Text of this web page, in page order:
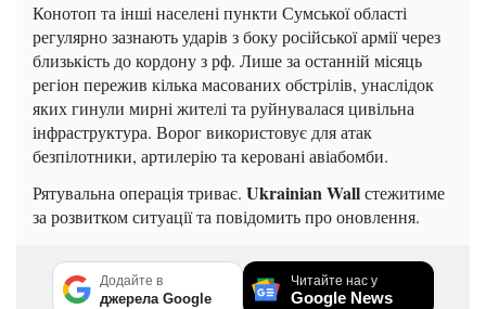
Конотоп та інші населені пункти Сумської області
регулярно зазнають ударів з боку російської армії через
близькість до кордону з рф. Лише за останній місяць
регіон пережив кілька масованих обстрілів, унаслідок
яких гинули мирні жителі та руйнувалася цивільна
інфраструктура. Ворог використовує для атак
безпілотники, артилерію та керовані авіабомби.
Рятувальна операція триває. Ukrainian Wallстежитиме
за розвитком ситуації та повідомить про оновлення.
Додайте в
джерела Google
Читайте нас у
Google News